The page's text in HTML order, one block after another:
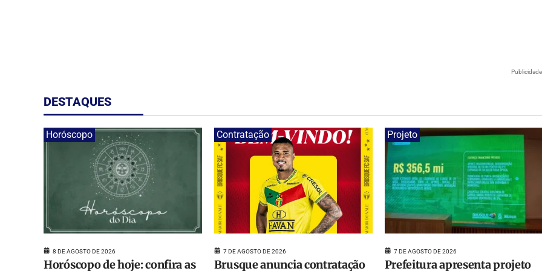
Publicidade
DESTAQUES
Horóscopo
8 DE AGOSTO DE 2026
Horóscopo de hoje: confira as
Contratação
7 DE AGOSTO DE 2026
Brusque anuncia contratação
Projeto
7 DE AGOSTO DE 2026
Prefeitura apresenta projeto